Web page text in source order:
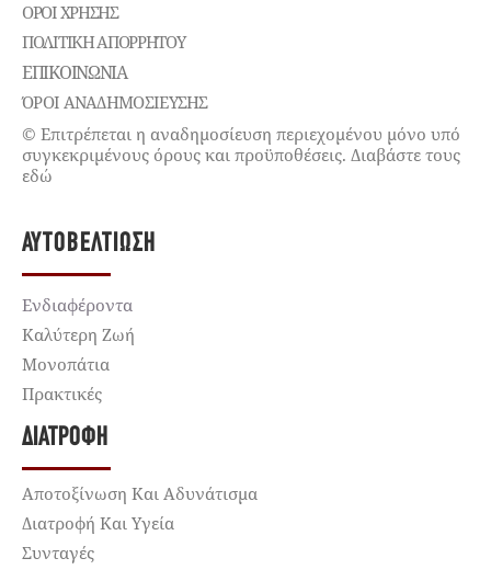
ΌΡΟΙ ΧΡΉΣΗΣ
ΠΟΛΙΤΙΚΉ ΑΠΟΡΡΉΤΟΥ
ΕΠΙΚΟΙΝΩΝΊΑ
ΌΡΟΙ ΑΝΑΔΗΜΟΣΙΕΥΣΗΣ
© Επιτρέπεται η αναδημοσίευση περιεχομένου μόνο υπό
συγκεκριμένους όρους και προϋποθέσεις. Διαβάστε τους
εδώ
ΑΥΤΟΒΕΛΤΊΩΣΗ
Ενδιαφέροντα
Καλύτερη Ζωή
Μονοπάτια
Πρακτικές
ΔΙΑΤΡΟΦΉ
Αποτοξίνωση Και Αδυνάτισμα
Διατροφή Και Υγεία
Συνταγές